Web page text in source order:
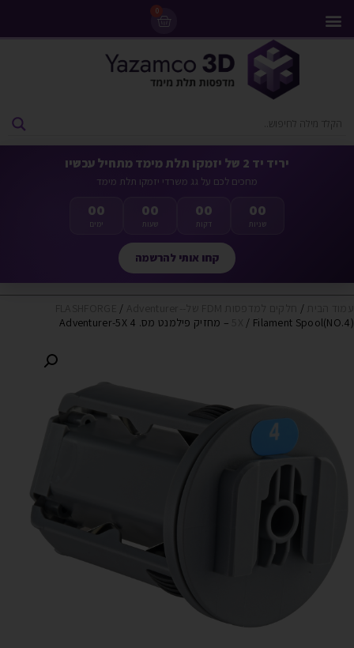
0
יריד יד 2 של יזמקו תלת מימד מתחיל עכשיו
מחכים לכם על גג משרדי יזמקו תלת מימד
00
ימים
00
שעות
00
דקות
00
שניות
קחו אותי להרשמה
/
/
/ Filament Spool(NO.4) – מחזיק פילמנט מס. 4 Adventurer-5X